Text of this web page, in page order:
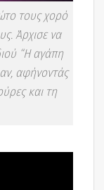
τους χορό
Άρχισε να
“Η αγάπη
αφήνοντάς
και τη